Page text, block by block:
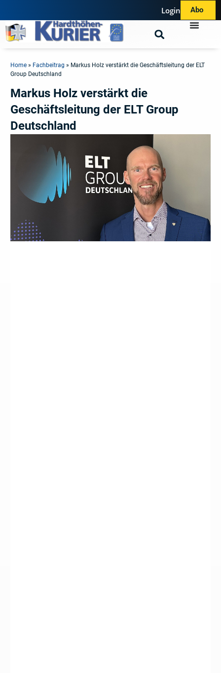
Login Abo
Home » Fachbeitrag » Markus Holz verstärkt die Geschäftsleitung der ELT
Group Deutschland
Markus Holz verstärkt die
Geschäftsleitung der ELT Group
Deutschland